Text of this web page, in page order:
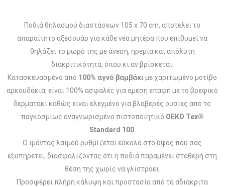
Ποδιά θηλασμού διαστάσεων 105 x 70 cm, αποτελεί το
απαραίτητο αξεσουάρ για κάθε νέα μητέρα που επιθυμεί να
θηλάζει το μωρό της με άνεση, ηρεμία και απόλυτη
διακριτικότητα, όπου κι αν βρίσκεται.
Κατασκευασμένο από 100% αγνό βαμβάκιμε χαριτωμένο μοτίβο
αρκουδάκια, είναι 100% ασφαλές για άμεση επαφή με το βρεφικό
δερματάκι καθώς είναι ελεγμένο για βλαβερές ουσίες από το
παγκοσμίως αναγνωρισμένο πιστοποιητικό OEKO Tex®
Standard 100.
Ο ιμάντας λαιμού ρυθμίζεται εύκολα στο ύψος που σας
εξυπηρετεί, διασφαλίζοντας ότι η ποδιά παραμένει σταθερή στη
θέση της χωρίς να γλιστράει.
Προσφέρει πλήρη κάλυψη και προστασία από τα αδιάκριτα